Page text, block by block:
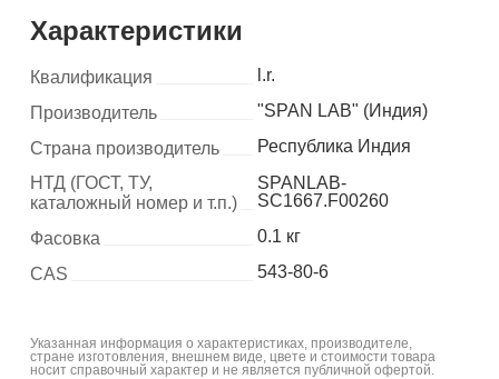
Характеристики
Квалификация
l.r.
Производитель
"SPAN LAB" (Индия)
Страна производитель
Республика Индия
НТД (ГОСТ, ТУ,
каталожный номер и т.п.)
SPANLAB-
SC1667.F00260
Фасовка
0.1 кг
CAS
543-80-6
Указанная информация о характеристиках, производителе,
стране изготовления, внешнем виде, цвете и стоимости товара
носит справочный характер и не является публичной офертой.